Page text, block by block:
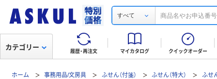
すべて
履歴・再注文 マイカタログ クイックオーダー
カテゴリー
ホーム 事務用品/文房具 ふせん（付箋） ふせん（特大） ふせ